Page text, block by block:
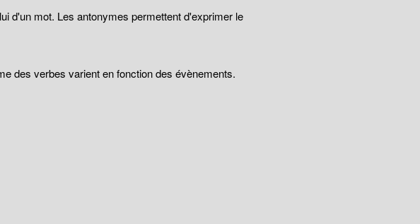
d'un mot. Les antonymes permettent d'exprimer le
des verbes varient en fonction des évènements.